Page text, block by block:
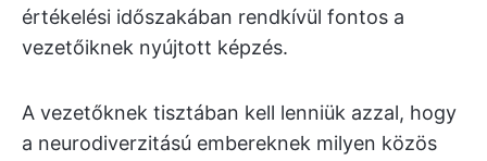
értékelési időszakában rendkívül fontos a
vezetőiknek nyújtott képzés.
A vezetőknek tisztában kell lenniük azzal, hogy
a neurodiverzitású embereknek milyen közös